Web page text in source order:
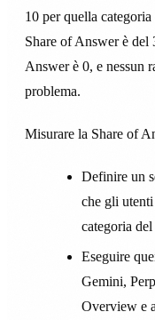
10 per quella
Share of Answer è del
Answer è 0, e nessun
problema.
Misurare la Share of
Definire un
che gli
categoria
Eseguire
Gemini,
Overview e